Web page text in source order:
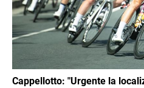
Cappellotto: "Urgente la